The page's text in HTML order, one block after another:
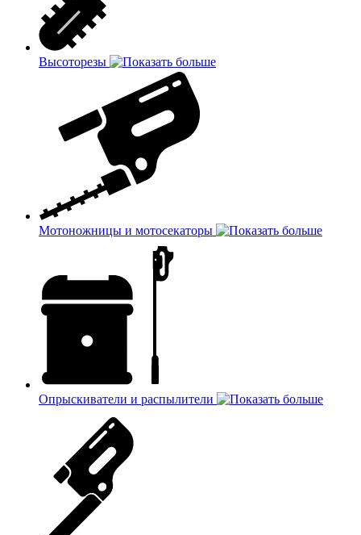
Высоторезы
Мотоножницы и мотосекаторы
Опрыскиватели и распылители